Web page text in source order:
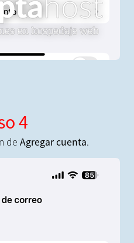
4
de Agregar cuenta.